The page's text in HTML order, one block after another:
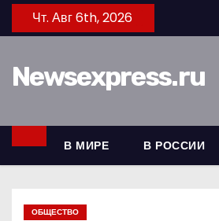
е
к
Чт. Авг 6th, 2026
Newsexpress.ru
В МИРЕ В РОССИИ
ОБЩЕСТВО